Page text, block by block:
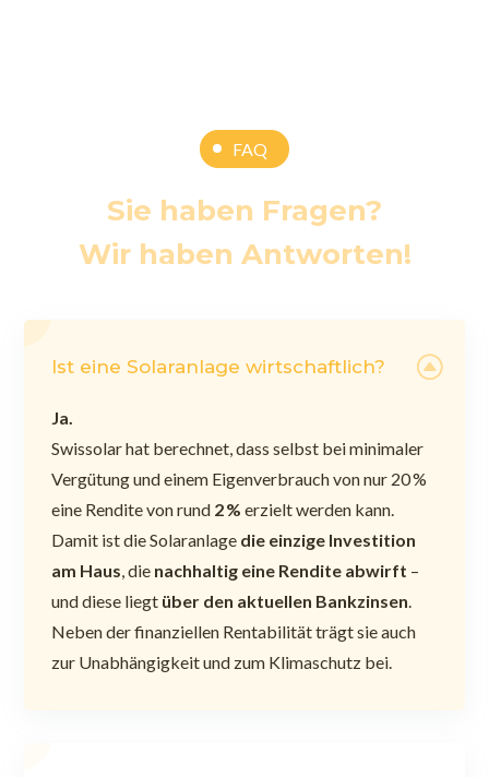
FAQ
Sie haben Fragen?
Wir haben Antworten!
Ist eine Solaranlage wirtschaftlich?
Ja.
Swissolar hat berechnet, dass selbst bei minimaler
Vergütung und einem Eigenverbrauch von nur 20 %
eine Rendite von rund 2 % erzielt werden kann.
Damit ist die Solaranlage die einzige Investition
am Haus , die nachhaltig eine Rendite abwirft –
und diese liegt über den aktuellen Bankzinsen
Neben der finanziellen Rentabilität trägt sie auch
zur Unabhängigkeit und zum Klimaschutz bei.